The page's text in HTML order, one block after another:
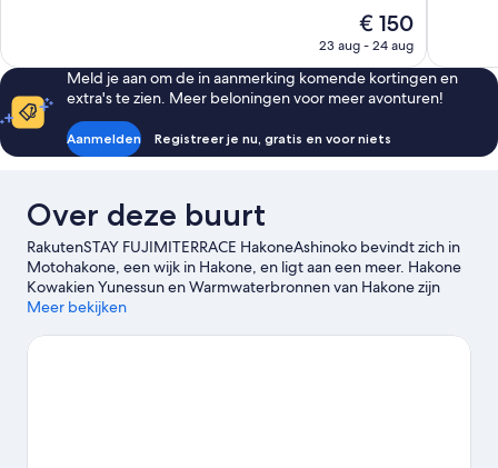
beoordelingen
De
prijs
is
€ 150
€ 150
23 aug - 24 aug
Meld je aan om de in aanmerking komende kortingen en
extra's te zien. Meer beloningen voor meer avonturen!
Aanmelden Registreer je nu, gratis en voor niets
Over deze buurt
RakutenSTAY FUJIMITERRACE HakoneAshinoko bevindt zich in
Motohakone, een wijk in Hakone, en ligt aan een meer. Hakone
Kowakien Yunessun en Warmwaterbronnen van Hakone zijn
enkele plekken die je niet mag overslaan als je iets actiefs wilt
Nationaal Park Fuji-Hakone-Izu. Wil je graag een evenement of
Meer bekijken